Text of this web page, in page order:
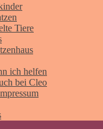
Tiere
ich helfen
bei Cleo